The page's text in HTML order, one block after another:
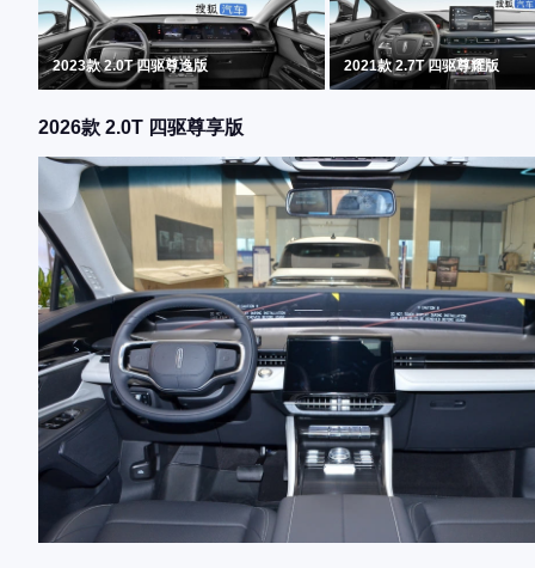
2023款 2.0T 四驱尊逸版 2021款 2.7T 四驱尊耀版
2026款 2.0T 四驱尊享版